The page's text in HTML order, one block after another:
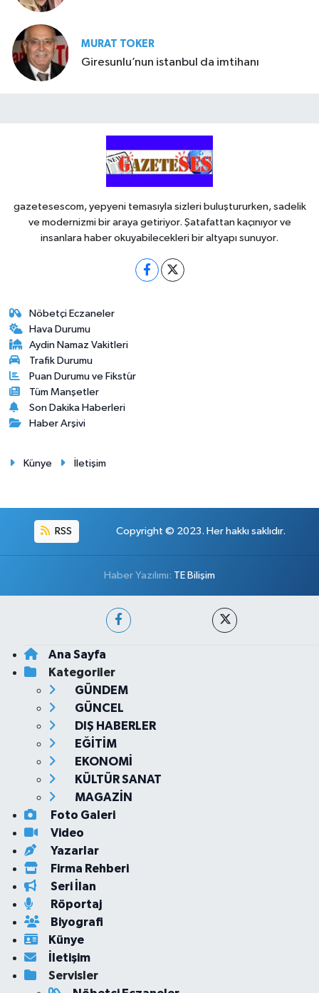
MURAT TOKER
Giresunlu’nun istanbul da imtihanı
gazetesescom, yepyeni temasıyla sizleri buluştururken, sadelik
ve modernizmi bir araya getiriyor. Şatafattan kaçınıyor ve
insanlara haber okuyabilecekleri bir altyapı sunuyor.
Nöbetçi Eczaneler
Hava Durumu
Aydin Namaz Vakitleri
Trafik Durumu
Puan Durumu ve Fikstür
Tüm Manşetler
Son Dakika Haberleri
Haber Arşivi
Künye İletişim
RSS Copyright © 2023. Her hakkı saklıdır.
Haber Yazılımı: TE Bilişim
Ana Sayfa
Kategoriler
GÜNDEM
GÜNCEL
DIŞ HABERLER
EĞİTİM
EKONOMİ
KÜLTÜR SANAT
MAGAZİN
Foto Galeri
Video
Yazarlar
Firma Rehberi
Seri İlan
Röportaj
Biyografi
Künye
İletişim
Servisler